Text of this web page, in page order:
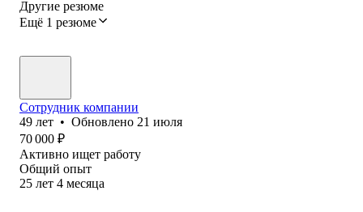
Другие резюме
Ещё 1 резюме
Сотрудник компании
49 лет • Обновлено 21 июля
70 000 ₽
Активно ищет работу
Общий опыт
25 лет 4 месяца